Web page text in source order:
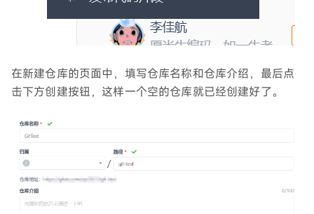
在新建仓库的页面中，填写仓库名称和仓库介绍，最后点
击下方创建按钮，这样一个空的仓库就已经创建好了。